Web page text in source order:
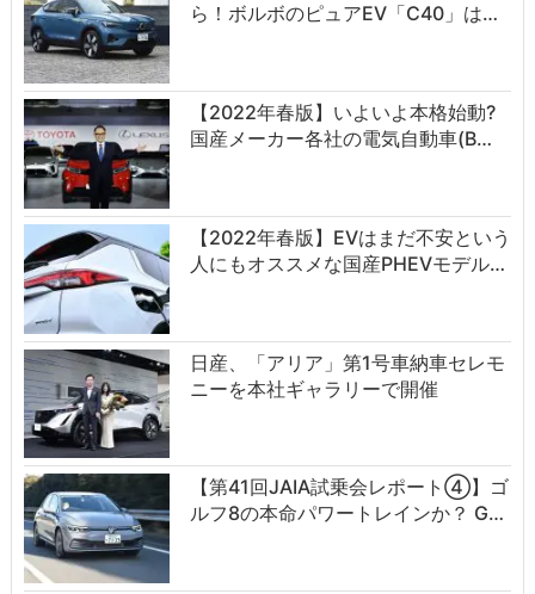
ら！ボルボのピュアEV「C40」は…
【2022年春版】いよいよ本格始動?
国産メーカー各社の電気自動車(B…
【2022年春版】EVはまだ不安という
人にもオススメな国産PHEVモデル…
日産、「アリア」第1号車納車セレモ
ニーを本社ギャラリーで開催
【第41回JAIA試乗会レポート④】ゴ
ルフ8の本命パワートレインか？ G…